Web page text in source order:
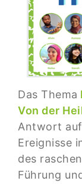
Das Thema
Von der
Antwort
Ereignisse
des
Führung